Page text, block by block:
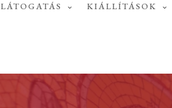
LÁTOGATÁS KIÁLLÍTÁSOK